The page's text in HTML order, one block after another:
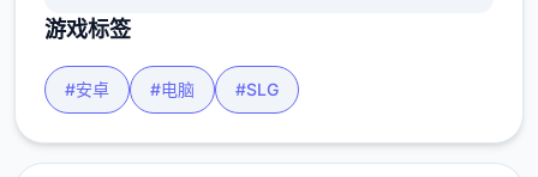
游戏标签
#安卓 #电脑 #SLG